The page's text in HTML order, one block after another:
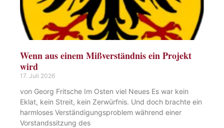
Wenn aus einem Mißverständnis ein Projekt
wird
17. Juli 2026
von Georg Fritsche Im Osten viel Neues Es war kein
Eklat, kein Streit, kein Zerwürfnis. Und doch brachte ein
harmloses Verständigungsproblem während einer
Vorstandssitzung des